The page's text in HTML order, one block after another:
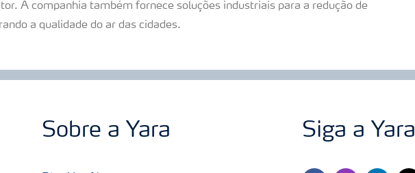
A companhia também fornece soluções industriais para a redução de
a qualidade do ar das cidades.
Sobre a Yara Siga a Yara